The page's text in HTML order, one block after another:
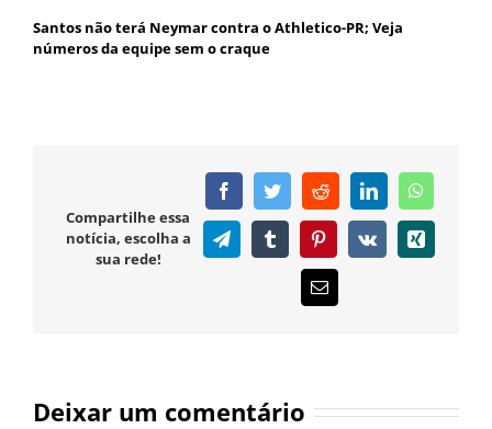
Santos não terá Neymar contra o Athletico-PR; Veja
números da equipe sem o craque
Compartilhe essa
notícia, escolha a
sua rede!
FacebookTwitterRedditLinkedIn
TelegramTumblr PinterestVk Xing
E-
mail
Deixar um comentário